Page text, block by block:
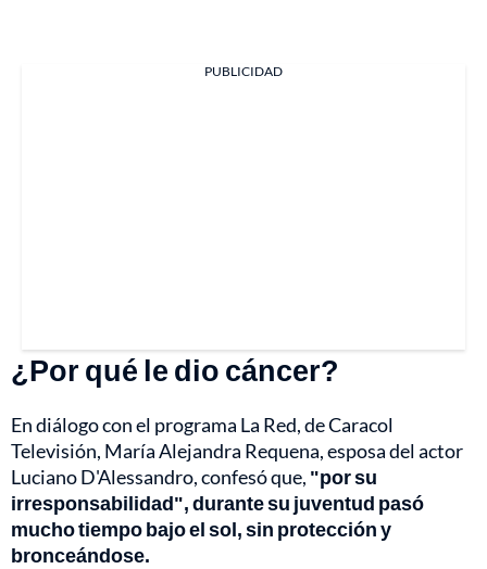
PUBLICIDAD
¿Por qué le dio cáncer?
En diálogo con el programa La Red, de Caracol
Televisión, María Alejandra Requena, esposa del actor
Luciano D'Alessandro, confesó que, "por su
irresponsabilidad", durante su juventud pasó
mucho tiempo bajo el sol, sin protección y
bronceándose.